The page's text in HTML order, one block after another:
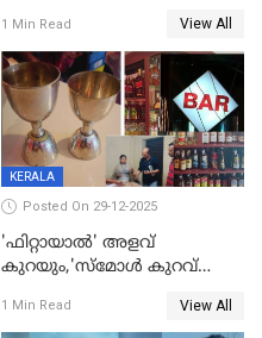
കുട്ടികൾക്കൊപ്പം
കളിക്കുന്നതിനിടെ
1 Min Read View All
KERALA
Posted On 29-12-2025
'ഫിറ്റായാൽ' അളവ്
കുറയും,'സ്‌മോൾ കുറവ്
പിഴ
1 Min Read View All